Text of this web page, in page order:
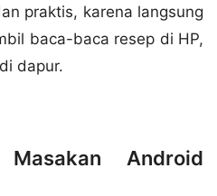
praktis, karena langsung
baca-baca resep di HP,
dapur.
Android